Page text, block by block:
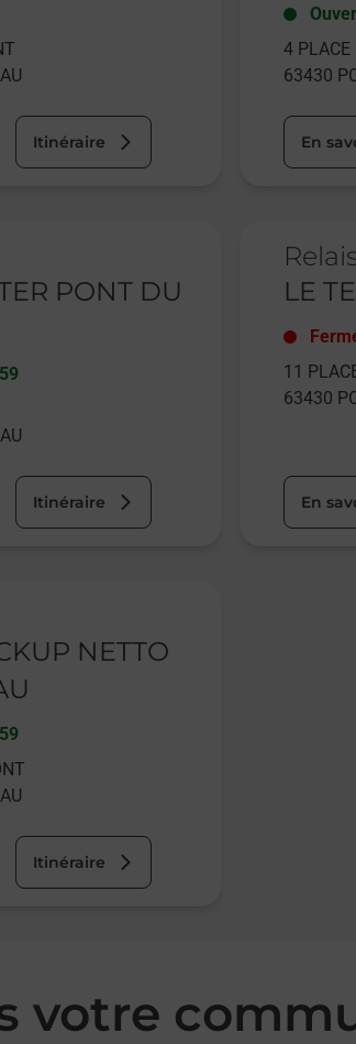
Itinéraire
4 PLACE
63430
En
PONT DU
Itinéraire
LE
11
63430
En
NETTO
Itinéraire
votre